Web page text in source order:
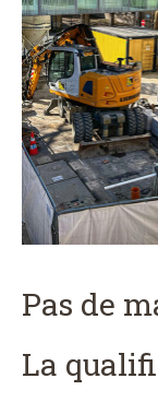
Pas de
La